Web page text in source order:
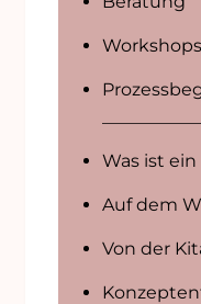
Workshops
Was ist
Auf dem
Von der